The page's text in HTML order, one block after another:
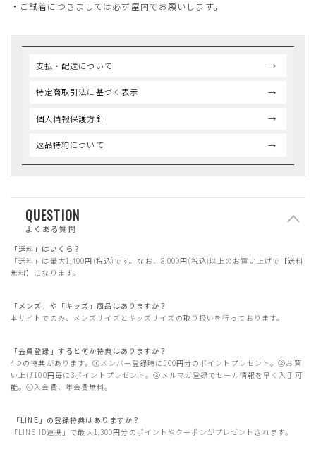
・ご試着につきましては必ず屋内でお願いします。
支払・配送について
特定商取引法に基づく表示
個人情報保護方針
返品特約について
QUESTION
よくある質問
「送料」はいくら？
「送料」は最大1,400円(税込)です。なお、8,000円(税込)以上のお買い上げで【送料
無料】になります。
「メンズ」や「キッズ」商品はありますか？
本サイトでのみ、メンズサイズとキッズサイズの取り扱いを行っております。
「会員登録」すると何か特典はありますか？
4つの特典があります。①メンバー登録時に500円分のポイントプレゼント。②お買
い上げ100円毎に3ポイントプレゼント。③メルマガ登録でセール情報を早く入手可
能。④入会費、年会費無料。
「LINE」の登録特典はありますか？
「LINE ID連携」で最大1,300円分のポイントやクーポンがプレゼントされます。